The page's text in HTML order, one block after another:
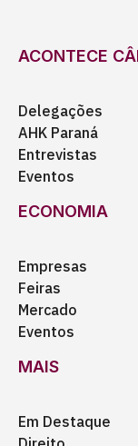
ACONTECE
Delegações
AHK Paraná
Entrevistas
Eventos
ECONOMIA
Empresas
Feiras
Mercado
Eventos
MAIS
Em Destaque